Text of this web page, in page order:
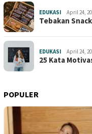
EDUKASI April 24,
Tebakan
EDUKASI April 24,
25 Kata
POPULER